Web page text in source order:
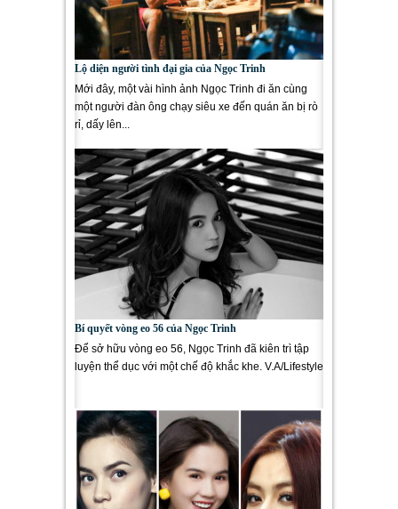
Lộ diện người tình đại gia của Ngọc Trinh
Mới đây, một vài hình ảnh Ngọc Trinh đi ăn cùng
một người đàn ông chạy siêu xe đến quán ăn bị rò
rỉ, dấy lên...
Bí quyết vòng eo 56 của Ngọc Trinh
Để sở hữu vòng eo 56, Ngọc Trinh đã kiên trì tập
luyện thể dục với một chế độ khắc khe. V.A/Lifestyle